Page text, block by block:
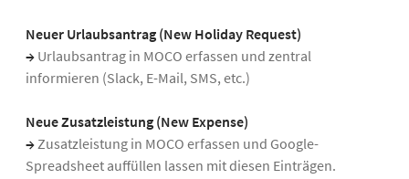
Neuer Urlaubsantrag (New Holiday Request)
→ Urlaubsantrag in MOCO erfassen und zentral
informieren (Slack, E-Mail, SMS, etc.)
Neue Zusatzleistung (New Expense)
→ Zusatzleistung in MOCO erfassen und Google-
Spreadsheet auffüllen lassen mit diesen Einträgen.